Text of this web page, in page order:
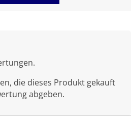
die dieses Produkt gekauft
abgeben.